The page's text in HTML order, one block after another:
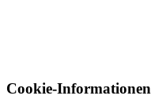
Cookie-Informationen